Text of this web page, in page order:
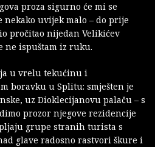
proza sigurno će mi se
nekako uvijek malo – do prije
pročitao nijedan Velikićev
ne ispuštam iz ruku.
u vrelu tekućinu i
boravku u Splitu: smješten je
uz Dioklecijanovu palaču – s
prozor njegove rezidencije
grupe stranih turista s
glave radosno rastvori škure i